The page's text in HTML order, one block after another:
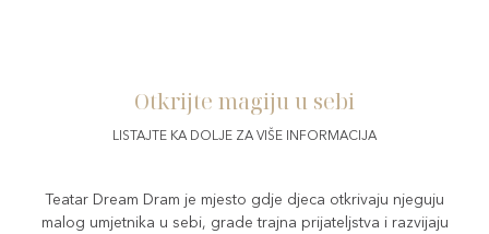
Teatar Dream Dram
Otkrijte magiju u sebi
LISTAJTE KA DOLJE ZA VIŠE INFORMACIJA
Teatar Dream Dram je mjesto gdje djeca otkrivaju njeguju
malog umjetnika u sebi, grade trajna prijateljstva i razvijaju